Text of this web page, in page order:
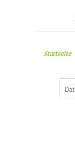
Startseite